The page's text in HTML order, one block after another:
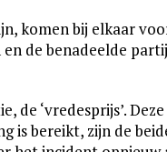
komen bij elkaar
de benadeelde
de ‘vredesprijs’.
is bereikt, zijn de